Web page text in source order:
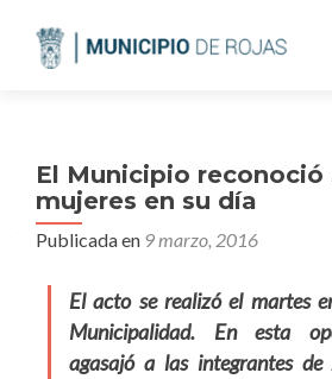
El Municipio
mujeres en su día
Publicada en 9 marzo, 2016
El acto se realizó el martes
Municipalidad. En esta
agasajó a las integrantes de